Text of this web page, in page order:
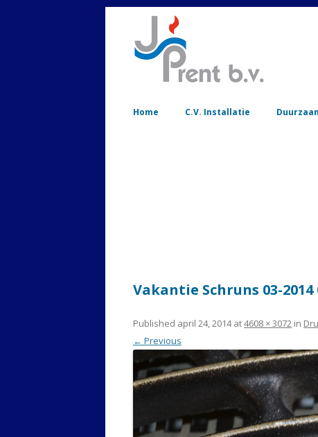
Home C.V. Installatie
Vakantie Schruns 03-2014
Published april 24, 2014at4608 × 3072 in
← Previous